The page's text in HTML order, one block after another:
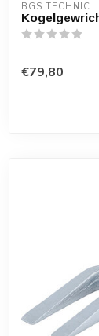
BGS TECHNIC
€79,80